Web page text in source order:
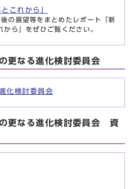
これから」
の展望等をまとめたレポート「新
ら」をぜひご覧ください。
更なる進化検討委員会
化検討委員会
更なる進化検討委員会 資